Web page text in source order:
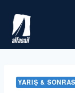
content
YARIŞ &